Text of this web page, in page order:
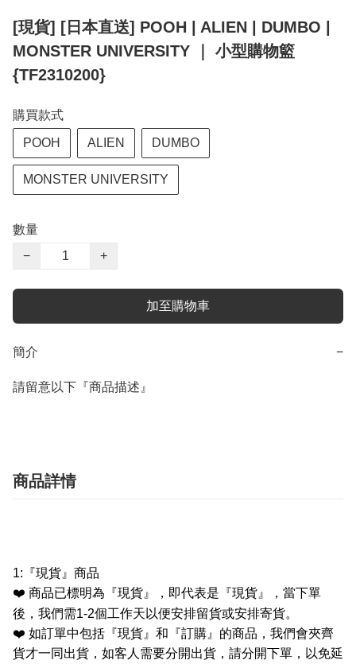
[現貨] [日本直送] POOH | ALIEN | DUMBO |
MONSTER UNIVERSITY ｜ 小型購物籃
{TF2310200}
購買款式
POOH ALIEN DUMBO
MONSTER UNIVERSITY
數量
−
+
加至購物車
簡介 −
請留意以下『商品描述』
商品詳情
1: 『現貨』商品
❤️ 商品已標明為『現貨』，即代表是『現貨』，當下單
後，我們需1-2個工作天以便安排留貨或安排寄貨。
❤️ 如訂單中包括『現貨』和『訂購』的商品，我們會夾齊
貨才一同出貨，如客人需要分開出貨，請分開下單，以免延